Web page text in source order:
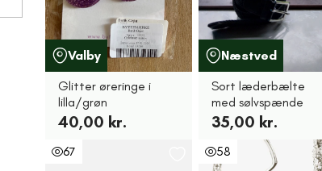
Valby
Glitter øreringe i
lilla/grøn
40,00 kr.
Næstved
Sort læderbælte
med sølvspænde
35,00 kr.
67 58